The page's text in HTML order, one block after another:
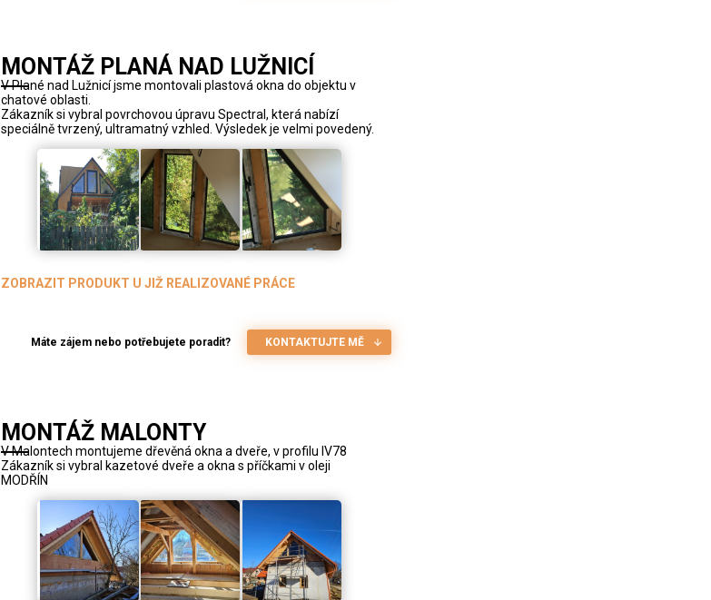
MONTÁŽ PLANÁ NAD LUŽNICÍ
V Plané nad Lužnicí jsme montovali plastová okna do objektu v
chatové oblasti.
Zákazník si vybral povrchovou úpravu Spectral, která nabízí
speciálně tvrzený, ultramatný vzhled. Výsledek je velmi povedený.
ZOBRAZIT PRODUKT U JIŽ REALIZOVANÉ PRÁCE
Máte zájem nebo potřebujete poradit? KONTAKTUJTE MĚ
MONTÁŽ MALONTY
V Malontech montujeme dřevěná okna a dveře, v profilu IV78
Zákazník si vybral kazetové dveře a okna s příčkami v oleji
MODŘÍN